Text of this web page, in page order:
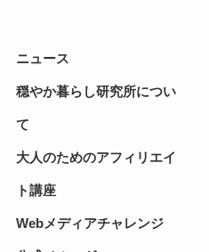
ニュース
穏やか暮らし研究所につい
て
大人のためのアフィリエイ
ト講座
Webメディアチャレンジ